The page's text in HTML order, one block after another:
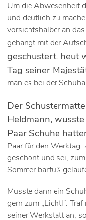
Um die Abwesenheit
und deutlich zu
vorsichtshalber an
gehängt mit der
geschustert, heut
Tag seiner
man es bei der
Der
Heldmann,
Paar Schuhe
Paar für den Werktag.
geschont und sei,
Sommer barfuß
Musste dann ein
gern zum „Lichtl“.
seiner Werkstatt an,